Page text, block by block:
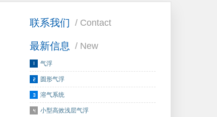
联系我们 / Contact
最新信息 / New
气浮
圆形气浮
溶气系统
小型高效浅层气浮